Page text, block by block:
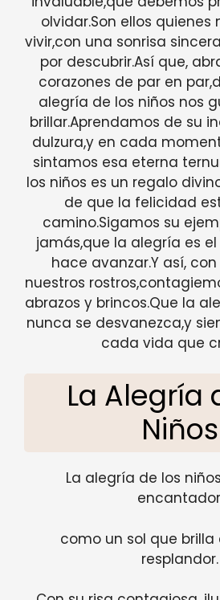
olvidar.Son ellos quienes
vivir,con una sonrisa
por descubrir.Así que,
corazones de par en
alegría de los niños nos
brillar.Aprendamos de su
dulzura,y en cada
sintamos esa eterna
los niños es un regalo
de que la felicidad
camino.Sigamos su
jamás,que la alegría es
hace avanzar.Y así,
nuestros
abrazos y brincos.Que la
nunca se desvanezca,y
cada vida que
La Alegría
Niños
La alegría de los
como un sol que brilla
resplandor.